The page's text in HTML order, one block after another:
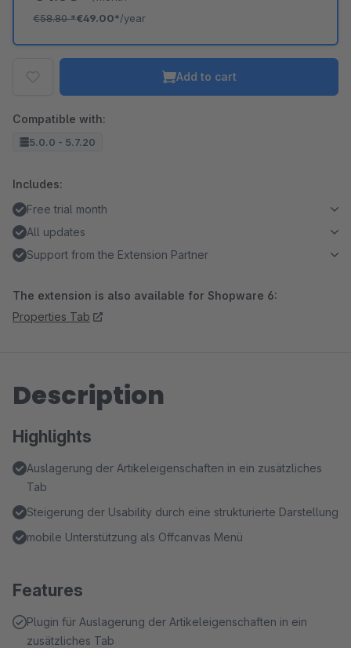
€58.80*€49.00*/year
Add to cart
Compatible with:
5.0.0 - 5.7.20
Includes:
Free trial month
All updates
Support from the Extension Partner
The extension is also available for Shopware 6:
Properties Tab
Description
Highlights
Auslagerung der Artikeleigenschaften in ein zusätzliches
Tab
Steigerung der Usability durch eine strukturierte Darstellung
mobile Unterstützung als Offcanvas Menü
Features
Plugin für Auslagerung der Artikeleigenschaften in ein
zusätzliches Tab